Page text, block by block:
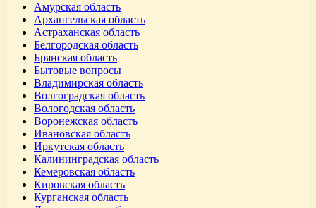
Амурская область
Архангельская область
Астраханская область
Белгородская область
Брянская область
Бытовые вопросы
Владимирская область
Волгоградская область
Вологодская область
Воронежская область
Ивановская область
Иркутская область
Калининградская область
Кемеровская область
Кировская область
Курганская область